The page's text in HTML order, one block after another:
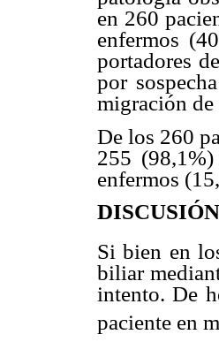
en 260
enfermos
portadores
por
migración
De los 260
255
enfermos
DISCUSIÓN
Si bien en
biliar
intento. De
paciente en